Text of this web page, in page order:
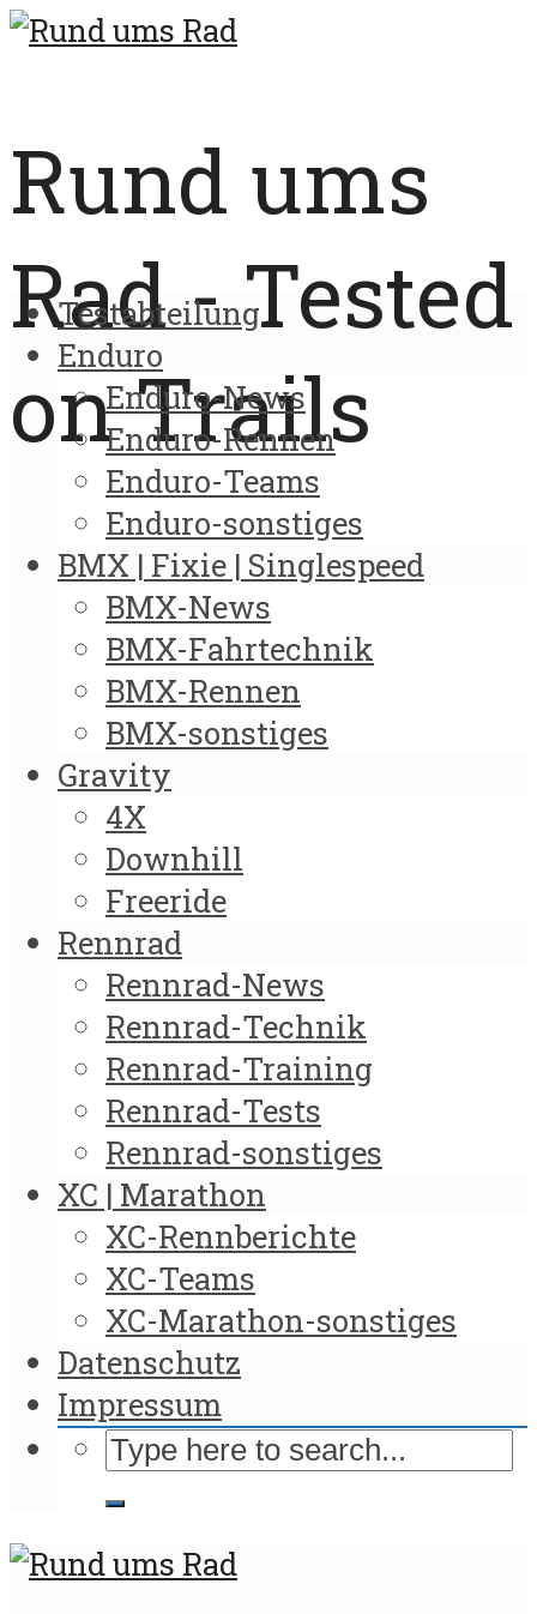
Rund ums
Rad - Tested
on Trails
Testabteilung
Enduro
Enduro-News
Enduro-Rennen
Enduro-Teams
Enduro-sonstiges
BMX | Fixie | Singlespeed
BMX-News
BMX-Fahrtechnik
BMX-Rennen
BMX-sonstiges
Gravity
4X
Downhill
Freeride
Rennrad
Rennrad-News
Rennrad-Technik
Rennrad-Training
Rennrad-Tests
Rennrad-sonstiges
XC | Marathon
XC-Rennberichte
XC-Teams
XC-Marathon-sonstiges
Datenschutz
Impressum